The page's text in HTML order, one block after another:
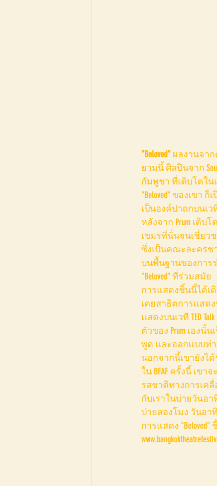
"Beloved" ผลงานจา
ยามนี้ ศิลปินจาก
กัมพูชา ที่เติบโตใน
"Beloved" ของเขา
เป็นองค์ปาถกบนเว
หลังจาก Prum เติ
เขมรที่นั่นจนเชี่ยวชาญ
ซึ่งเป็นคณะละครช
บนพื้นฐานของการร่
"Beloved" ที่ร่วมสมัย
การแสดงชิ้นนี้ได้เ
เคยสาธิตการแสดง
แสดงบนเวที TED
ตัวของ Prum เอง
พูด และออกแบบท่าเต้น
นอกจากนี้เขายังได้รับ
ใน BFAF ครั้งนี้ เข
รสชาติทางการเคลื่
กับเราในบ่ายวันอาทิตย์
บ่ายสองโมง วันอา
การแสดง